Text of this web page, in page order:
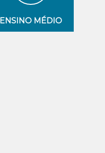
ENSINO MÉDIO